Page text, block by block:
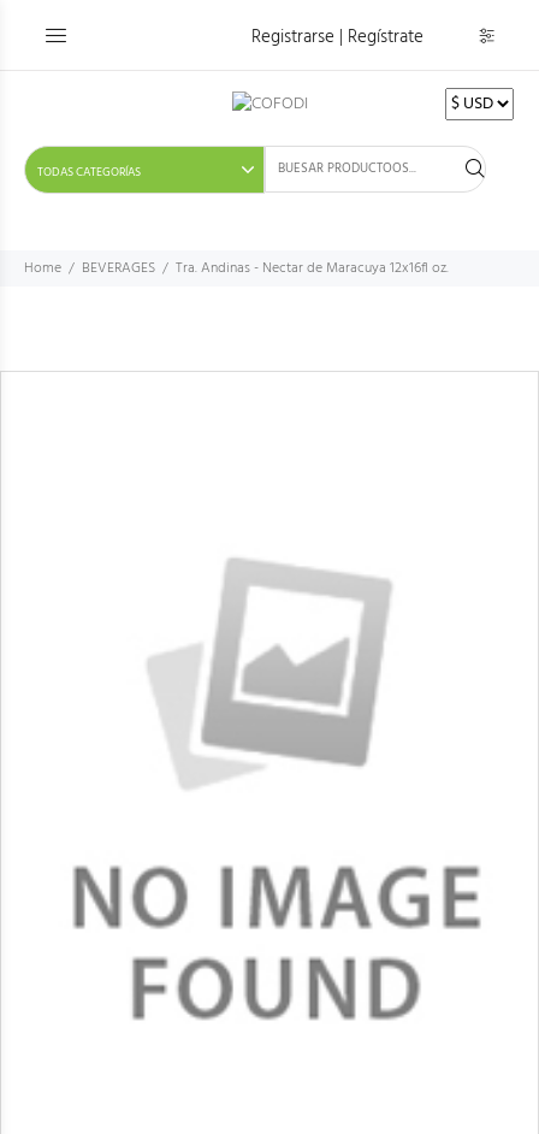
Registrarse | Regístrate
Home BEVERAGES Tra. Andinas - Nectar de Maracuya 12x16fl oz.